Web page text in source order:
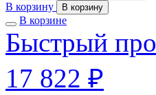
В корзину В корзину
В корзине
Быстрый
17 822 ₽